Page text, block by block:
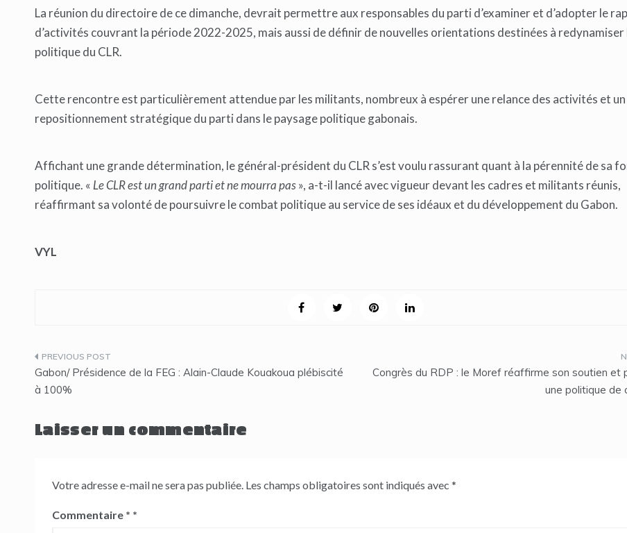
La réunion du directoire de ce dimanche, devrait permettre aux responsables du parti d’examiner et d’adopter le
d’activités couvrant la période 2022-2025, mais aussi de définir de nouvelles orientations destinées à redynamiser
politique du CLR.
Cette rencontre est particulièrement attendue par les militants, nombreux à espérer une relance des activités et un
repositionnement stratégique du parti dans le paysage politique gabonais.
Affichant une grande détermination, le général-président du CLR s’est voulu rassurant quant à la pérennité de sa
politique. « Le CLR est un grand parti et ne mourra pas», a-t-il lancé avec vigueur devant les cadres et militants réunis,
réaffirmant sa volonté de poursuivre le combat politique au service de ses idéaux et du développement du Gabon.
VYL
Navigation
de
Gabon/ Présidence de la FEG : Alain-Claude Kouakoua plébiscité
à 100%
Congrès du RDP : le Moref réaffirme son soutien et
une politique de
Laisser un commentaire
Votre adresse e-mail ne sera pas publiée. Les champs obligatoires sont indiqués avec *
Commentaire *